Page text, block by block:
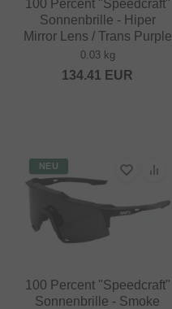
100 Percent "Speedcraft"
Sonnenbrille - Hiper
Mirror Lens / Trans Purple
0.03 kg
134.41 EUR
NEU
100 Percent "Speedcraft"
Sonnenbrille - Smoke